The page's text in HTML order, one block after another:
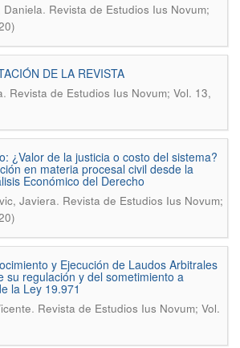
Daniela. Revista de Estudios Ius Novum;
DE LA REVISTA
. Revista de Estudios Ius Novum; Vol. 13,
¿Valor de la justicia o costo del sistema?
en materia procesal civil desde la
Económico del Derecho
Javiera. Revista de Estudios Ius Novum;
y Ejecución de Laudos Arbitrales
su regulación y del sometimiento a
la Ley 19.971
. Revista de Estudios Ius Novum; Vol.